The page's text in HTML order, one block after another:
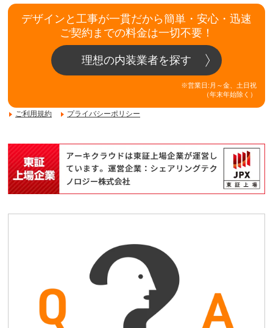
デザインと工事が一貫だから簡単・安心・迅速
ご契約までの料金は一切不要！
理想の内装業者を探す
※営業日:月～金、土日祝
（年末年始除く）
ご利用規約 プライバシーポリシー